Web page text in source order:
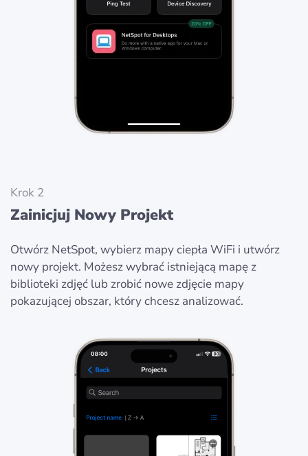
Krok 2
Zainicjuj Nowy Projekt
Otwórz NetSpot, wybierz mapy ciepła WiFi i utwórz
nowy projekt. Możesz wybrać istniejącą mapę z
biblioteki zdjęć lub zrobić nowe zdjęcie mapy
pokazującej obszar, który chcesz analizować.